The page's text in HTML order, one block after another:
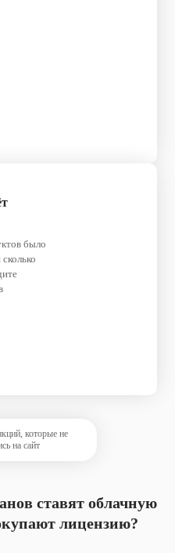
было
которые не
на сайт
ставят облачную
лицензию?